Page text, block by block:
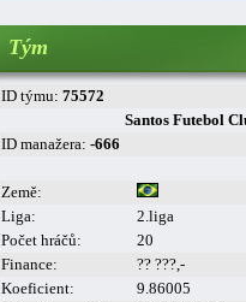
Tým
ID týmu: 75572
Santos Futebol
ID manažera: -666
Země:
Liga:
2.liga
Počet hráčů:
20
Finance:
?? ???,-
Koeficient:
9.86005